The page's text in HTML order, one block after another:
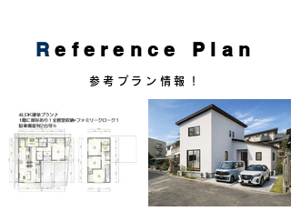
Reference Plan
参考プラン情報！